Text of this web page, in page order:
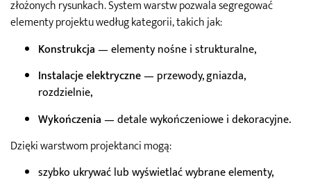
złożonych rysunkach. System warstw pozwala segregować
elementy projektu według kategorii, takich jak:
Konstrukcja— elementy nośne i strukturalne,
Instalacje elektryczne— przewody, gniazda,
rozdzielnie,
Wykończenia— detale wykończeniowe i dekoracyjne.
Dzięki warstwom projektanci mogą:
szybko ukrywać lub wyświetlać wybrane elementy,